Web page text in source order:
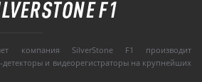
компания SilverStone F1 производит
детекторы и видеорегистраторы на крупнейших